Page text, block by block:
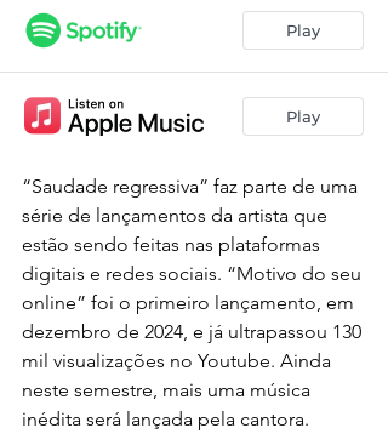
“Saudade regressiva” faz parte de uma
série de lançamentos da artista que
estão sendo feitas nas plataformas
digitais e redes sociais. “Motivo do seu
online” foi o primeiro lançamento, em
dezembro de 2024, e já ultrapassou 130
mil visualizações no Youtube. Ainda
neste semestre, mais uma música
inédita será lançada pela cantora.